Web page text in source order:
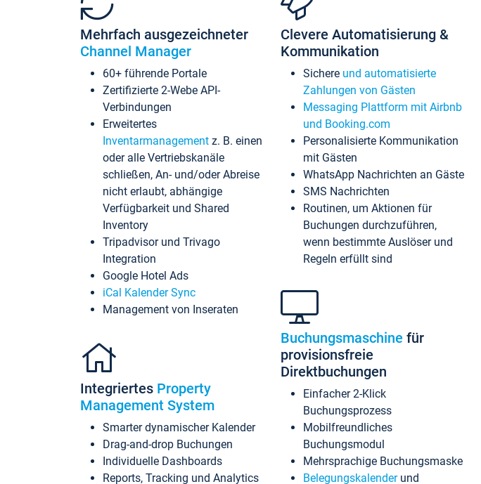
Mehrfach ausgezeichneter
Channel Manager
60+ führende Portale
Zertifizierte 2-Webe API-
Verbindungen
Erweitertes
Inventarmanagement z. B. einen
oder alle Vertriebskanäle
schließen, An- und/oder Abreise
nicht erlaubt, abhängige
Verfügbarkeit und Shared
Inventory
Tripadvisor und Trivago
Integration
Google Hotel Ads
iCal Kalender Sync
Management von Inseraten
Integriertes Property
Management System
Smarter dynamischer Kalender
Drag-and-drop Buchungen
Individuelle Dashboards
Reports, Tracking und Analytics
Clevere Automatisierung &
Kommunikation
Sichere und automatisierte
Zahlungen von Gästen
Messaging Plattform mit Airbnb
und Booking.com
Personalisierte Kommunikation
mit Gästen
WhatsApp Nachrichten an Gäste
SMS Nachrichten
Routinen, um Aktionen für
Buchungen durchzuführen,
wenn bestimmte Auslöser und
Regeln erfüllt sind
Buchungsmaschine für
provisionsfreie
Direktbuchungen
Einfacher 2-Klick
Buchungsprozess
Mobilfreundliches
Buchungsmodul
Mehrsprachige Buchungsmaske
Belegungskalenderund